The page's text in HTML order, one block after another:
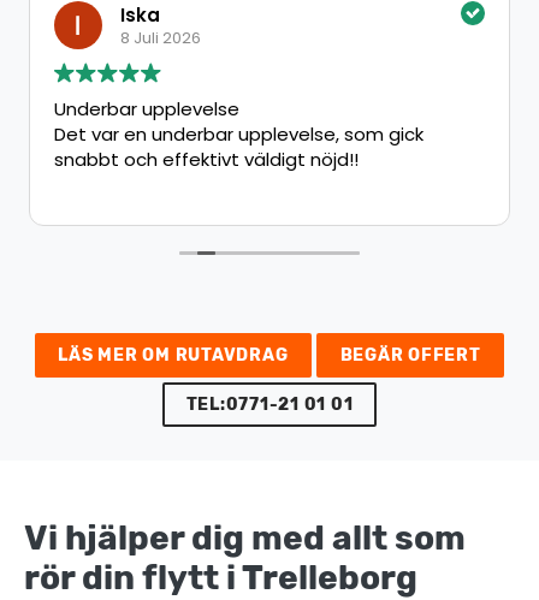
Iska
8 Juli 2026
Underbar upplevelse
Det var en underbar upplevelse, som gick
snabbt och effektivt väldigt nöjd!!
LÄS MER OM RUTAVDRAG BEGÄR OFFERT
TEL:0771-21 01 01
Vi hjälper dig med allt som
rör din flytt i Trelleborg